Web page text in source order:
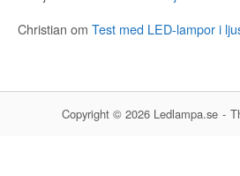
Christian om Test med LED-lampor i
Copyright © 2026 Ledlampa.se